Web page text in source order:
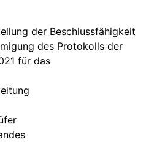
der Beschlussfähigkeit
des Protokolls der
für das